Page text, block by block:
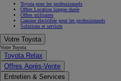
Toyota pour les professionnels
Offres Location longue durée
Offres utilitaires
Gamme électrifiée pour les professionnels
Solutions et services
Votre Toyota
Votre Toyota
Toyota Relax
Offres Après-Vente
Entretien & Services